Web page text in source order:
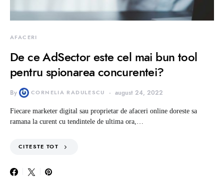
AFACERI
De ce AdSector este cel mai bun tool
pentru spionarea concurentei?
By CORNELIA RADULESCU august 24, 2022
Fiecare marketer digital sau proprietar de afaceri online doreste sa
ramana la curent cu tendintele de ultima ora,…
CITESTE TOT